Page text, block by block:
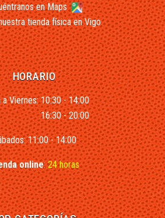
en Maps
tienda física en Vigo
HORARIO
a Viernes: 10:30 - 14:00
16:30 - 20:00
11:00 - 14:00
online:24 horas